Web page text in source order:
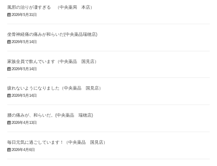
風邪の治りが凄すぎる （中央薬局 本店）
2026年5月31日
坐骨神経痛の痛みが和らいだ(中央薬品瑞穂店)
2026年5月14日
家族全員で飲んでいます（中央薬品 国見店）
2026年5月14日
疲れないようになりました（中央薬品 国見店）
2026年5月14日
腰の痛みが、和らいだ。(中央薬品 瑞穂店)
2026年4月13日
毎日元気に過ごしています！（中央薬品 国見店）
2026年4月6日